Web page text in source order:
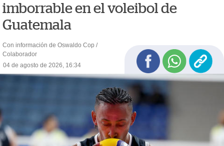
imborrable en el voleibol de
Guatemala
Con información de Oswaldo Cop /
Colaborador
04 de agosto de 2026, 16:34